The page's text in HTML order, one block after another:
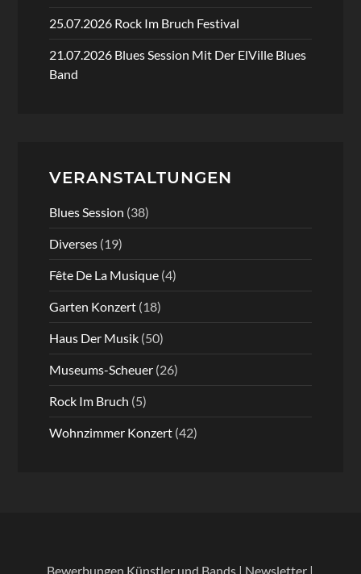
25.07.2026 Rock Im Bruch Festival
21.07.2026 Blues Session Mit Der ElVille Blues
Band
VERANSTALTUNGEN
Blues Session (38)
Diverses(19)
Fête De La Musique(4)
Garten Konzert(18)
Haus Der Musik(50)
Museums-Scheuer(26)
Rock Im Bruch (5)
Wohnzimmer Konzert(42)
Bewerbungen Künstler und Bands | Newsletter |